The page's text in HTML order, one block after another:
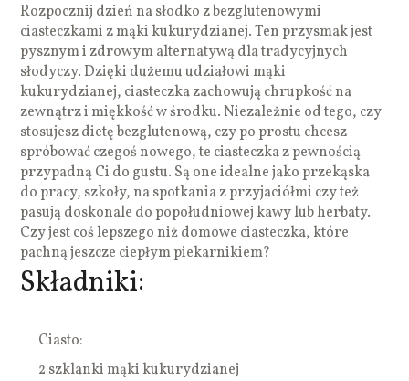
Rozpocznij dzień na słodko z bezglutenowymi
ciasteczkami z mąki kukurydzianej. Ten przysmak jest
pysznym i zdrowym alternatywą dla tradycyjnych
słodyczy. Dzięki dużemu udziałowi mąki
kukurydzianej, ciasteczka zachowują chrupkość na
zewnątrz i miękkość w środku. Niezależnie od tego, czy
stosujesz dietę bezglutenową, czy po prostu chcesz
spróbować czegoś nowego, te ciasteczka z pewnością
przypadną Ci do gustu. Są one idealne jako przekąska
do pracy, szkoły, na spotkania z przyjaciółmi czy też
pasują doskonale do popołudniowej kawy lub herbaty.
Czy jest coś lepszego niż domowe ciasteczka, które
pachną jeszcze ciepłym piekarnikiem?
Składniki:
Ciasto:
2 szklanki mąki kukurydzianej